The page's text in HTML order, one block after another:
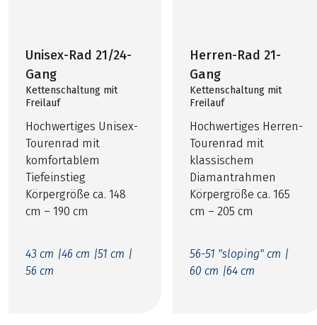
Unisex-Rad 21/24-
Gang
Kettenschaltung mit
Freilauf
Hochwertiges Unisex-
Tourenrad mit
komfortablem
Tiefeinstieg
Körpergröße ca. 148
cm – 190 cm
43 cm |46 cm |51 cm |
56 cm
Herren-Rad 21-
Gang
Kettenschaltung mit
Freilauf
Hochwertiges Herren-
Tourenrad mit
klassischem
Diamantrahmen
Körpergröße ca. 165
cm – 205 cm
56-51 "sloping" cm |
60 cm |64 cm